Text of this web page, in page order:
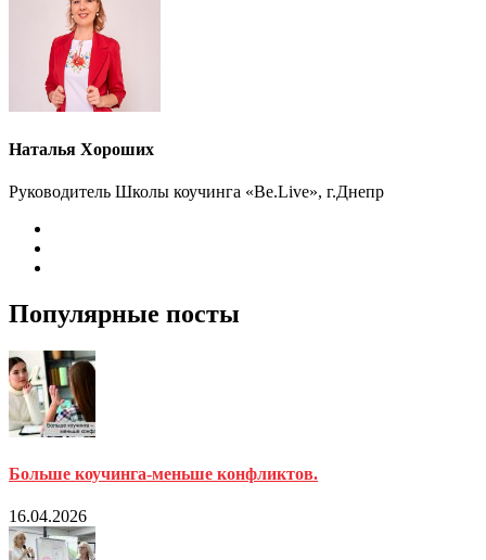
Наталья Хороших
Руководитель Школы коучинга «Be.Live», г.Днепр
Популярные посты
Больше коучинга-меньше конфликтов.
16.04.2026